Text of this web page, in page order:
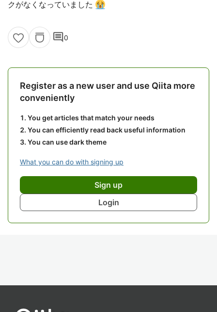
クがなくなっていました
comment0
Register as a new user and use Qiita more
conveniently
You get articles that match your needs
You can efficiently read back useful information
You can use dark theme
What you can do with signing up
Sign up
Login